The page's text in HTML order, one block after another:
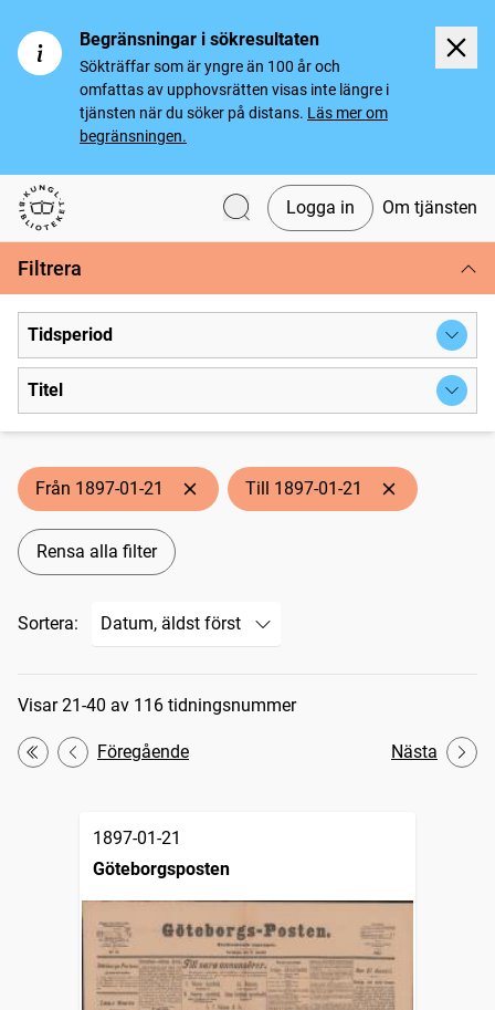
Begränsningar i sökresultaten
Sökträffar som är yngre än 100 år och
omfattas av upphovsrätten visas inte längre i
tjänsten när du söker på distans. Läs mer om
begränsningen.
Svenska tidningar
Logga in Om tjänsten
Filtrera
Tidsperiod
Titel
Från 1897-01-21 Till 1897-01-21
Rensa alla filter
Sortera:
Sökresultat
Visar 21-40 av 116 tidningsnummer
Första
Föregående Nästa
1897-01-21
Göteborgsposten